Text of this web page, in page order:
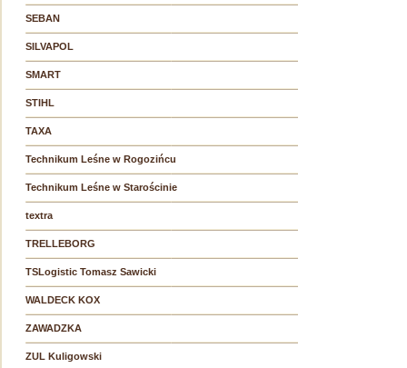
SEBAN
SILVAPOL
SMART
STIHL
TAXA
Technikum Leśne w Rogozińcu
Technikum Leśne w Starościnie
textra
TRELLEBORG
TSLogistic Tomasz Sawicki
WALDECK KOX
ZAWADZKA
ZUL Kuligowski